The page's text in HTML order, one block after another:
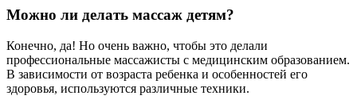
Можно ли делать массаж детям?
Конечно, да! Но очень важно, чтобы это делали
профессиональные массажисты с медицинским образованием.
В зависимости от возраста ребенка и особенностей его
здоровья, используются различные техники.